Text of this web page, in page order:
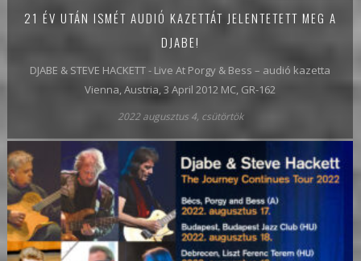
21 ÉV UTÁN ISMÉT AUDIÓ KAZETTÁT JELENTETETT MEG A
DJABE!
DJABE & STEVE HACKETT - Live At Porgy & Bess – audió kazetta
Vienna, Austria, 3 April 2012 MC, GR-162
2022 augusztus 4, csütörtök